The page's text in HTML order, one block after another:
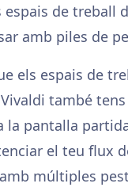
de treball
amb piles de
els espais de
també
la pantalla
el teu flux
múltiples